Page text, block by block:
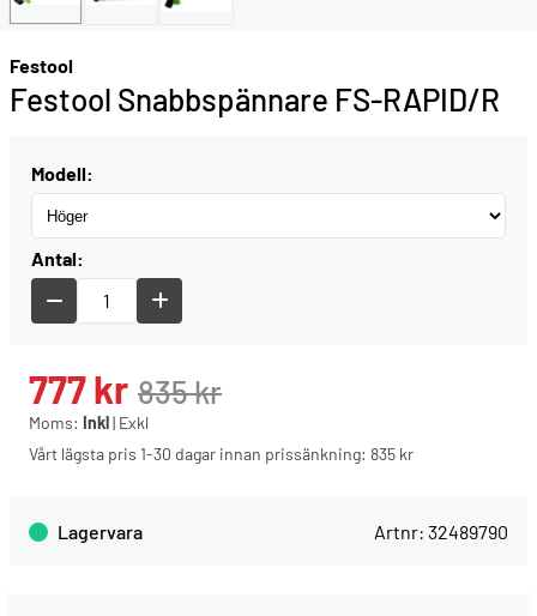
Festool
Festool Snabbspännare FS-RAPID/R
Modell:
Antal:
835kr
777kr
Moms: Inkl| Exkl
Vårt lägsta pris 1-30 dagar innan prissänkning: 835 kr
Lagervara Artnr: 32489790